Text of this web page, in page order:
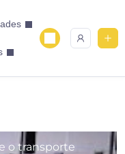
o transporte